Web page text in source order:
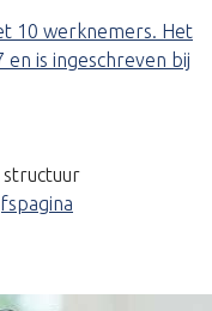
10 werknemers. Het
is ingeschreven bij